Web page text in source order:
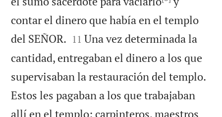
contar el dinero que había en el templo
del SEÑOR. 

11 Una vez determinada la
cantidad, entregaban el dinero a los que
supervisaban la restauración del templo.
Estos les pagaban a los que trabajaban
allí en el templo: carpinteros, maestros